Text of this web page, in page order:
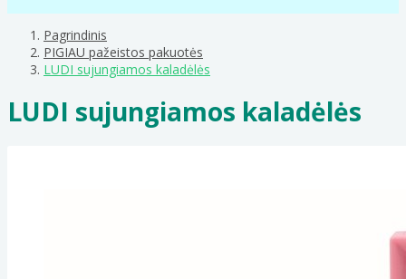
Pagrindinis
PIGIAU pažeistos pakuotės
LUDI sujungiamos kaladėlės
LUDI sujungiamos kaladėlės